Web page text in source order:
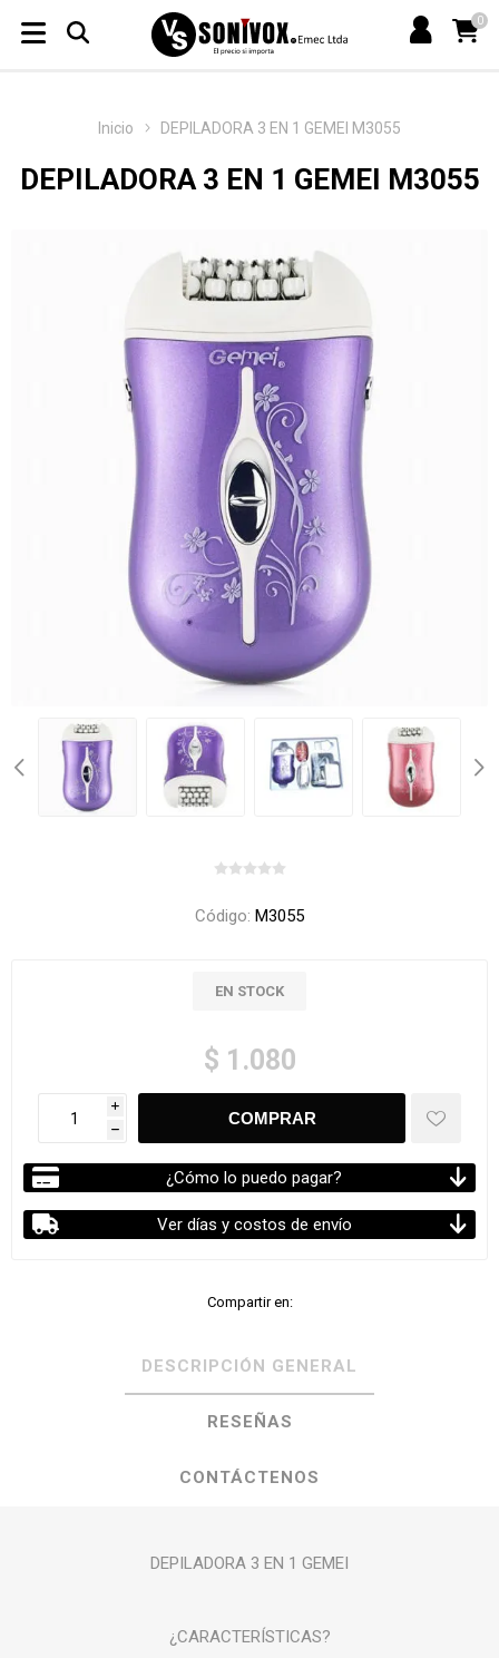
0
Inicio DEPILADORA 3 EN 1 GEMEI M3055
DEPILADORA 3 EN 1 GEMEI M3055
Código: M3055
EN STOCK
$ 1.080
i
h
¿Cómo lo puedo pagar?
Ver días y costos de envío
Compartir en:
DESCRIPCIÓN GENERAL
RESEÑAS
CONTÁCTENOS
DEPILADORA 3 EN 1 GEMEI
¿CARACTERÍSTICAS?